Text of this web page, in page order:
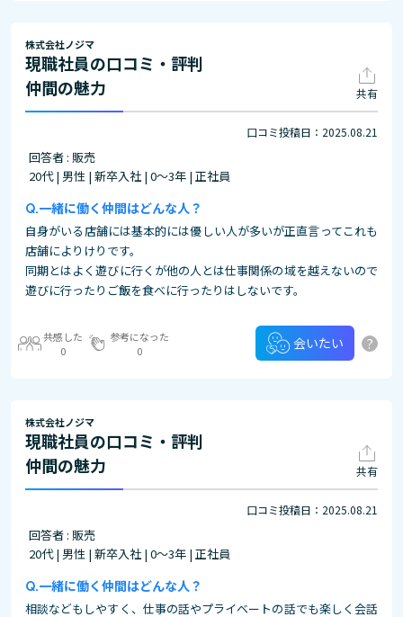
株式会社ノジマ
現職社員の口コミ・評判
仲間の魅力
共有
口コミ投稿日：2025.08.21
回答者 : 販売
20代 | 男性 | 新卒入社 | 0～3年 | 正社員
一緒に働く仲間はどんな人？
自身がいる店舗には基本的には優しい人が多いが正直言ってこれも
店舗によりけりです。
同期とはよく遊びに行くが他の人とは仕事関係の域を越えないので
遊びに行ったりご飯を食べに行ったりはしないです。
共感した
0
参考になった
0
会いたい ?
株式会社ノジマ
現職社員の口コミ・評判
仲間の魅力
共有
口コミ投稿日：2025.08.21
回答者 : 販売
20代 | 男性 | 新卒入社 | 0～3年 | 正社員
一緒に働く仲間はどんな人？
相談などもしやすく、仕事の話やプライベートの話でも楽しく会話